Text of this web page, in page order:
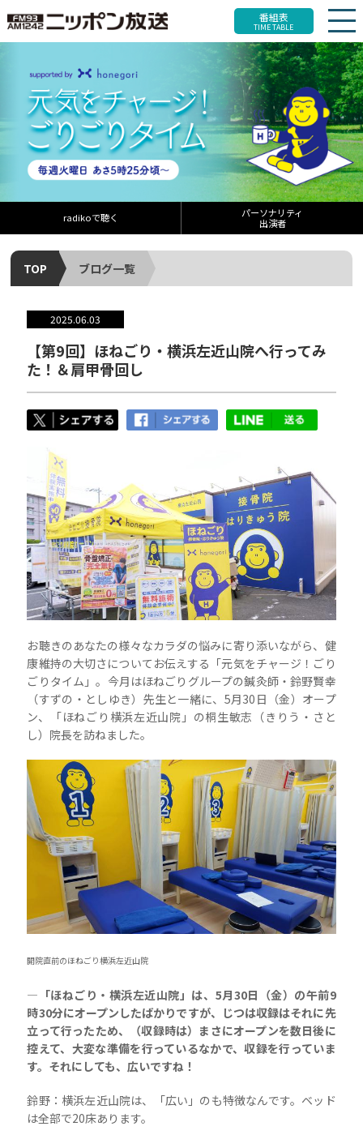
番組表
TIME TABLE
radikoで聴く
パーソナリティ
出演者
TOP ブログ一覧
2025.06.03
【第9回】ほねごり・横浜左近山院へ行ってみ
た！＆肩甲骨回し
お聴きのあなたの様々なカラダの悩みに寄り添いながら、健
康維持の大切さについてお伝えする「元気をチャージ！ごり
ごりタイム」。今月はほねごりグループの鍼灸師・鈴野賢幸
（すずの・としゆき）先生と一緒に、5月30日（金）オープ
ン、「ほねごり横浜左近山院」の桐生敏志（きりう・さと
し）院長を訪ねました。
開院直前のほねごり横浜左近山院
―「ほねごり・横浜左近山院」は、5月30日（金）の午前9
時30分にオープンしたばかりですが、じつは収録はそれに先
立って行ったため、（収録時は）まさにオープンを数日後に
控えて、大変な準備を行っているなかで、収録を行っていま
す。それにしても、広いですね！
鈴野：横浜左近山院は、「広い」のも特徴なんです。ベッド
は全部で20床あります。